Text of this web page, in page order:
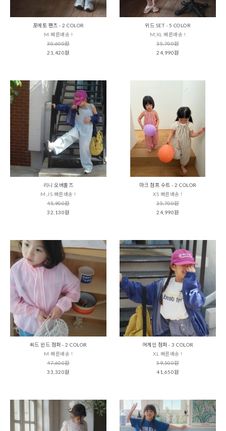
포에토 팬츠 - 2 COLOR
M 빠른배송 !
30,600원
21,420원
위드 SET - 5 COLOR
M,XL 빠른배송 !
35,700원
24,990원
리니 오버롤즈
M,JS 빠른배송 !
45,900원
32,130원
마크 점프 수트 - 2 COLOR
XS 빠른배송 !
35,700원
24,990원
씨드 윈드 점퍼 - 2 COLOR
M 빠른배송 !
47,600원
33,320원
어게인 점퍼 - 3 COLOR
XL 빠른배송 !
59,500원
41,650원